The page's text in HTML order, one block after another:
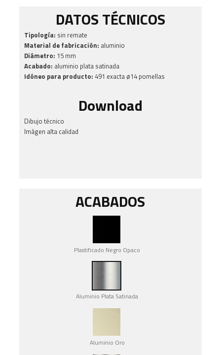
DATOS TÉCNICOS
Tipología: sin remate
Material de fabricación: aluminio
Diámetro: 15 mm
Acabado: aluminio plata satinada
Idóneo para producto: 491 exacta ø14 pomellas
Download
Dibujo técnico
Imágen alta calidad
ACABADOS
Plastificado Negro Opaco
Aluminio Plata Satinada
Aluminio Oro